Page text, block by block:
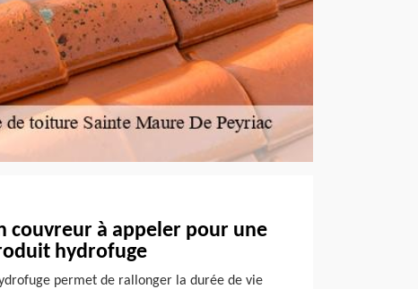
couvreur à appeler pour une
hydrofuge
permet de rallonger la durée de vie